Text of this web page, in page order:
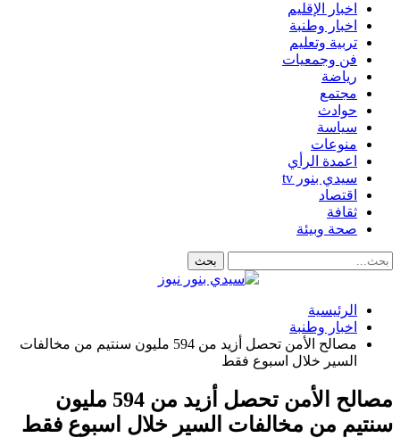
اخبار الإقليم
اخبار وطنبة
تربية وتعليم
فن وجمعيات
رياضة
مجتمع
حوادث
سياسة
منوعات
اعمدة الرأي
سيدي بنور tv
اقتصاد
ثقافة
صحة وبيئة
الرئيسية
اخبار وطنبة
مصالح الأمن تحصل أزيد من 594 مليون سنتيم من مخالفات
السير خلال اسبوع فقط
مصالح الأمن تحصل أزيد من 594 مليون
سنتيم من مخالفات السير خلال اسبوع فقط